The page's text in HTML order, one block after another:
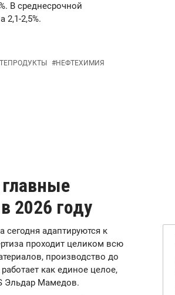
В среднесрочной
2,1-2,5%.
#НЕФТЕХИМИЯ
2026 году
адаптируются к
проходит целиком всю
производство до
как единое целое,
Эльдар Мамедов.